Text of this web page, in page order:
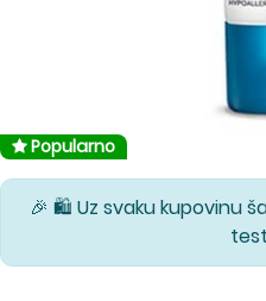
Popularno
🎉 🛍️ Uz svaku kupovinu